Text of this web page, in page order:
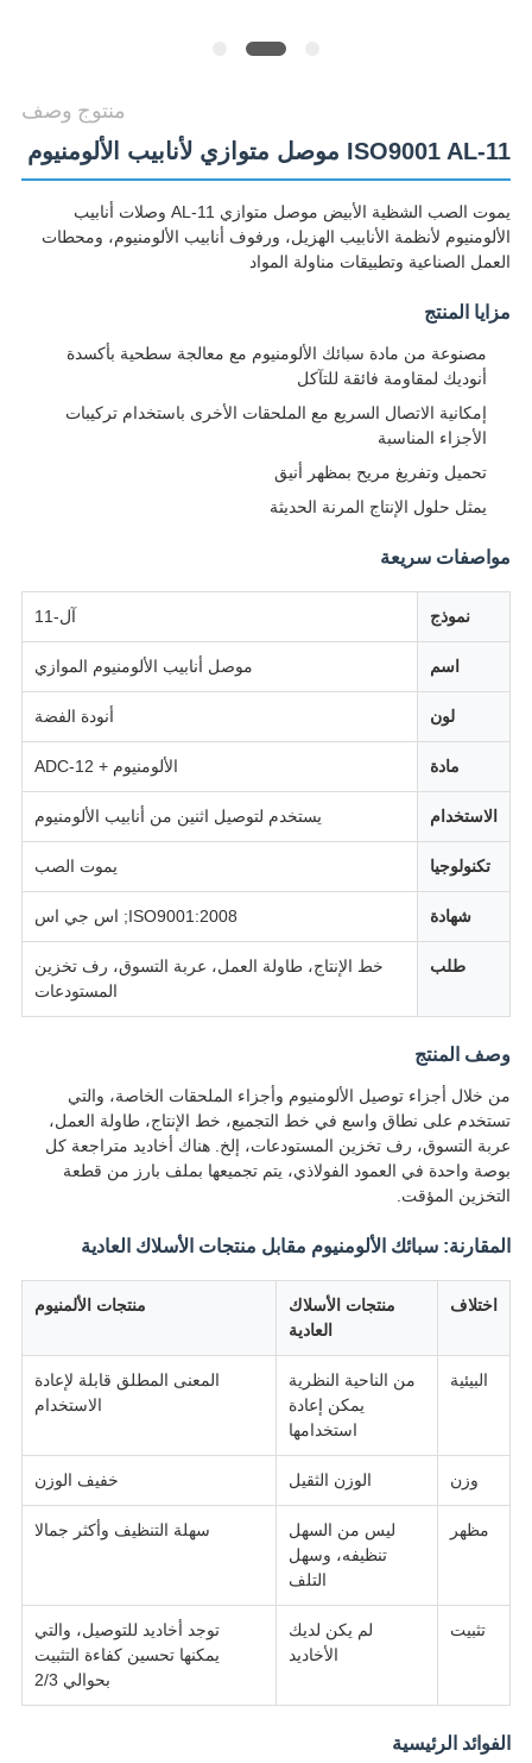
منتوج وصف
ISO9001 AL-11 موصل متوازي لأنابيب الألومنيوم
يموت الصب الشظية الأبيض موصل متوازي AL-11 وصلات أنابيب
الألومنيوم لأنظمة الأنابيب الهزيل، ورفوف أنابيب الألومنيوم، ومحطات
العمل الصناعية وتطبيقات مناولة المواد
مزايا المنتج
مصنوعة من مادة سبائك الألومنيوم مع معالجة سطحية بأكسدة
أنوديك لمقاومة فائقة للتآكل
إمكانية الاتصال السريع مع الملحقات الأخرى باستخدام تركيبات
الأجزاء المناسبة
تحميل وتفريغ مريح بمظهر أنيق
يمثل حلول الإنتاج المرنة الحديثة
مواصفات سريعة
نموذج آل-11
اسم موصل أنابيب الألومنيوم الموازي
لون أنودة الفضة
مادة الألومنيوم + ADC-12
الاستخدام يستخدم لتوصيل اثنين من أنابيب الألومنيوم
تكنولوجيا يموت الصب
شهادة ISO9001:2008; اس جي اس
طلب
خط الإنتاج، طاولة العمل، عربة التسوق، رف تخزين
المستودعات
وصف المنتج
من خلال أجزاء توصيل الألومنيوم وأجزاء الملحقات الخاصة، والتي
تستخدم على نطاق واسع في خط التجميع، خط الإنتاج، طاولة العمل،
عربة التسوق، رف تخزين المستودعات، إلخ. هناك أخاديد متراجعة كل
بوصة واحدة في العمود الفولاذي، يتم تجميعها بملف بارز من قطعة
التخزين المؤقت.
المقارنة: سبائك الألومنيوم مقابل منتجات الأسلاك العادية
اختلاف
منتجات الأسلاك
العادية
منتجات الألمنيوم
البيئية
من الناحية النظرية
يمكن إعادة
استخدامها
المعنى المطلق قابلة لإعادة
الاستخدام
وزن الوزن الثقيل خفيف الوزن
مظهر
ليس من السهل
تنظيفه، وسهل
التلف
سهلة التنظيف وأكثر جمالا
تثبيت
لم يكن لديك
الأخاديد
توجد أخاديد للتوصيل، والتي
يمكنها تحسين كفاءة التثبيت
بحوالي 2/3
الفوائد الرئيسية